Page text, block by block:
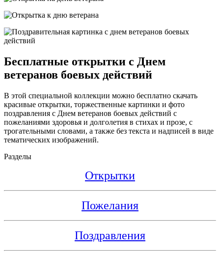
Бесплатные открытки с Днем
ветеранов боевых действий
В этой специальной коллекции можно бесплатно скачать
красивые открытки, торжественные картинки и фото
поздравления с Днем ветеранов боевых действий с
пожеланиями здоровья и долголетия в стихах и прозе, с
трогательными словами, а также без текста и надписей в виде
тематических изображений.
Разделы
Открытки
Пожелания
Поздравления